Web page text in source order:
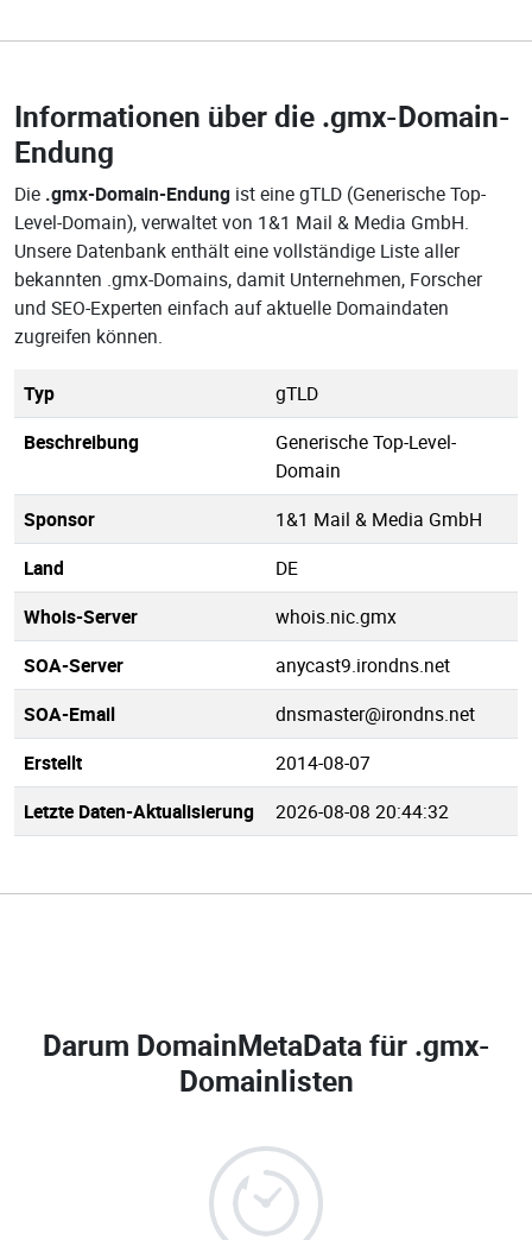
Informationen über die .gmx-Domain-
Endung
Die .gmx-Domain-Endung ist eine gTLD (Generische Top-
Level-Domain), verwaltet von 1&1 Mail & Media GmbH.
Unsere Datenbank enthält eine vollständige Liste aller
bekannten .gmx-Domains, damit Unternehmen, Forscher
und SEO-Experten einfach auf aktuelle Domaindaten
zugreifen können.
Typ
gTLD
Beschreibung
Generische Top-Level-
Domain
Sponsor
1&1 Mail & Media GmbH
Land
DE
Whois-Server
whois.nic.gmx
SOA-Server
anycast9.irondns.net
SOA-Email
dnsmaster@irondns.net
Erstellt
2014-08-07
Letzte Daten-Aktualisierung
2026-08-08 20:44:32
Darum DomainMetaData für .gmx-
Domainlisten